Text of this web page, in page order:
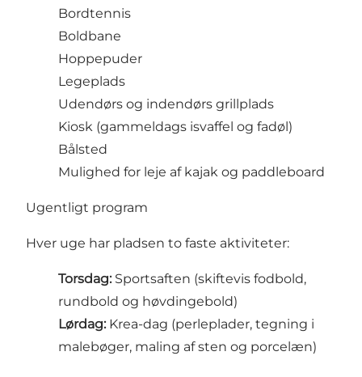
Bordtennis
Boldbane
Hoppepuder
Legeplads
Udendørs og indendørs grillplads
Kiosk (gammeldags isvaffel og fadøl)
Bålsted
Mulighed for leje af kajak og paddleboard
Ugentligt program
Hver uge har pladsen to faste aktiviteter:
Torsdag: Sportsaften (skiftevis fodbold,
rundbold og høvdingebold)
Lørdag: Krea-dag (perleplader, tegning i
malebøger, maling af sten og porcelæn)